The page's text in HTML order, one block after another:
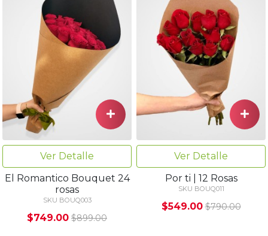
Ver Detalle
El Romantico Bouquet 24
rosas
SKU BOUQ003
$749.00 $899.00
Ver Detalle
Por ti | 12 Rosas
SKU BOUQ011
$549.00 $790.00